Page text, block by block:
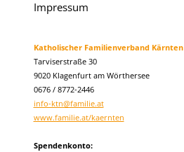
Impressum
Katholischer Familienverband Kärnten
Tarviserstraße 30
9020 Klagenfurt am Wörthersee
0676 / 8772-2446
info-ktn@familie.at
www.familie.at/kaernten
Spendenkonto: